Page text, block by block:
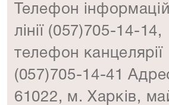
Телефон
лінії (057)705-14-14,
телефон канцелярії
(057)705-14-41
61022, м. Харків,